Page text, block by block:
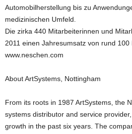
Automobilherstellung bis zu
medizinischen Umfeld.
Die zirka 440 Mitarbeiterinnen und
2011 einen Jahresumsatz von rund 100
www.neschen.com
About ArtSystems, Nottingham
From its roots in 1987 ArtSystems, the
systems distributor and service
growth in the past six years. The